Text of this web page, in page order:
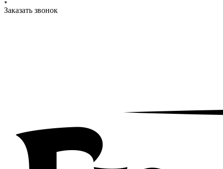
Заказать звонок